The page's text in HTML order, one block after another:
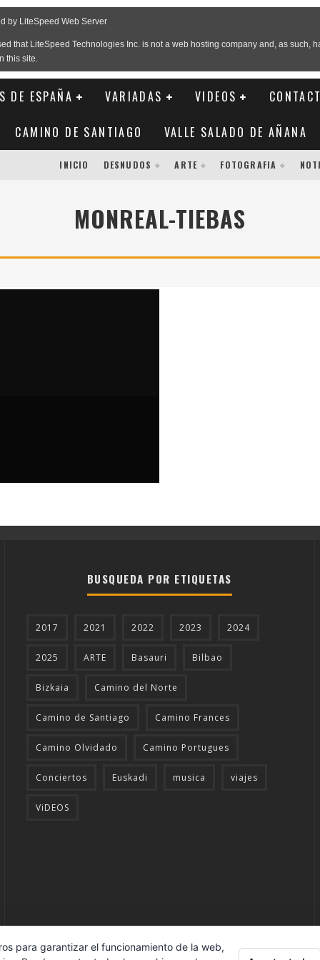
DE ESPAÑA VARIADAS VIDEOS
CAMINO DE SANTIAGO VALLE SALADO DE AÑANA
INICIO DESNUDOS ARTE FOTOGRAFIA
MONREAL-TIEBAS
BUSQUEDA POR ETIQUETAS
2017 2021 2022 2023 2024
2025 ARTE Basauri Bilbao
Bizkaia Camino del Norte
Camino de Santiago Camino Frances
Camino Olvidado Camino Portugues
Conciertos Euskadi musica viajes
ViDEOS
para garantizar el funcionamiento de la web,